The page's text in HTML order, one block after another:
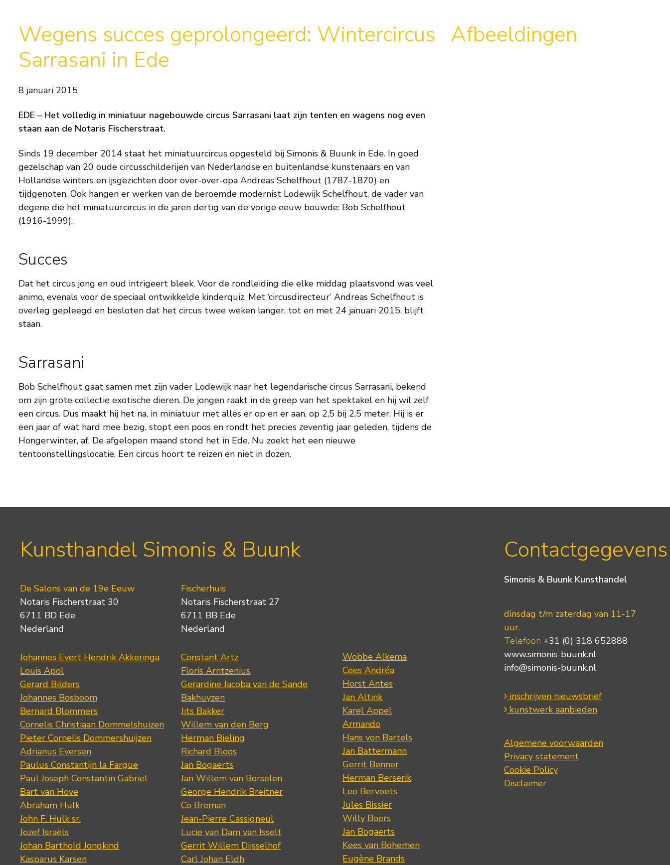
Wegens succes geprolongeerd: Wintercircus
Sarrasani in Ede
8 januari 2015
EDE – Het volledig in miniatuur nagebouwde circus Sarrasani laat zijn tenten en wagens nog even
staan aan de Notaris Fischerstraat.
Sinds 19 december 2014 staat het miniatuurcircus opgesteld bij Simonis & Buunk in Ede. In goed
gezelschap van 20 oude circusschilderijen van Nederlandse en buitenlandse kunstenaars en van
Hollandse winters en ijsgezichten door over-over-opa Andreas Schelfhout (1787-1870) en
tijdgenoten. Ook hangen er werken van de beroemde modernist Lodewijk Schelfhout, de vader van
degene die het miniatuurcircus in de jaren dertig van de vorige eeuw bouwde: Bob Schelfhout
(1916-1999).
Succes
Dat het circus jong en oud intrigeert bleek. Voor de rondleiding die elke middag plaatsvond was veel
animo, evenals voor de speciaal ontwikkelde kinderquiz. Met ‘circusdirecteur’ Andreas Schelfhout is
overleg gepleegd en besloten dat het circus twee weken langer, tot en met 24 januari 2015, blijft
staan.
Sarrasani
Bob Schelfhout gaat samen met zijn vader Lodewijk naar het legendarische circus Sarrasani, bekend
om zijn grote collectie exotische dieren. De jongen raakt in de greep van het spektakel en hij wil zelf
een circus. Dus maakt hij het na, in miniatuur met alles er op en er aan, op 2,5 bij 2,5 meter. Hij is er
een jaar of wat hard mee bezig, stopt een poos en rondt het precies zeventig jaar geleden, tijdens de
Hongerwinter, af. De afgelopen maand stond het in Ede. Nu zoekt het een nieuwe
tentoonstellingslocatie. Een circus hoort te reizen en niet in dozen.
Afbeeldingen
Kunsthandel Simonis & Buunk
De Salons van de 19e Eeuw
Notaris Fischerstraat 30
6711 BD Ede
Nederland
Johannes Evert Hendrik Akkeringa
Louis Apol
Gerard Bilders
Johannes Bosboom
Bernard Blommers
Cornelis Christiaan Dommelshuizen
Pieter Cornelis Dommershuijzen
Adrianus Eversen
Paulus Constantijn la Fargue
Paul Joseph Constantin Gabriel
Bart van Hove
Abraham Hulk
John F. Hulk sr.
Jozef Israëls
Johan Barthold Jongkind
Kasparus Karsen
Fischerhuis
Notaris Fischerstraat 27
6711 BB Ede
Nederland
Constant Artz
Floris Arntzenius
Gerardine Jacoba van de Sande
Bakhuyzen
Jits Bakker
Willem van den Berg
Herman Bieling
Richard Bloos
Jan Bogaerts
Jan Willem van Borselen
George Hendrik Breitner
Co Breman
Jean-Pierre Cassigneul
Lucie van Dam van Isselt
Gerrit Willem Dijsselhof
Carl Johan Eldh
Wobbe Alkema
Cees Andréa
Horst Antes
Jan Altink
Karel Appel
Armando
Hans von Bartels
Jan Battermann
Gerrit Benner
Herman Berserik
Leo Bervoets
Jules Bissier
Willy Boers
Jan Bogaerts
Kees van Bohemen
Eugène Brands
Contactgegevens
Simonis & Buunk Kunsthandel
dinsdag t/m zaterdag van 11-17
uur.
Telefoon +31 (0) 318 652888
www.simonis-buunk.nl
info@simonis-buunk.nl
inschrijven nieuwsbrief
kunstwerk aanbieden
Algemene voorwaarden
Privacy statement
Cookie Policy
Disclaimer